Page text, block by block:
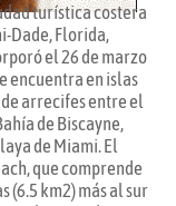
turística costera
Dade, Florida,
el 26 de marzo
encuentra en islas
arrecifes entre el
de Biscayne,
de Miami. El
que comprende
(6.5 km2) más al sur